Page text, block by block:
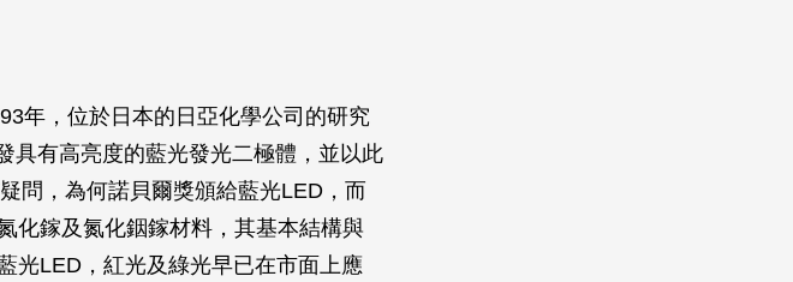
年，位於日本的日亞化學公司的研究
具有高亮度的藍光發光二極體，並以此
問，為何諾貝爾獎頒給藍光LED，而
化鎵及氮化銦鎵材料，其基本結構與
光LED，紅光及綠光早已在市面上應